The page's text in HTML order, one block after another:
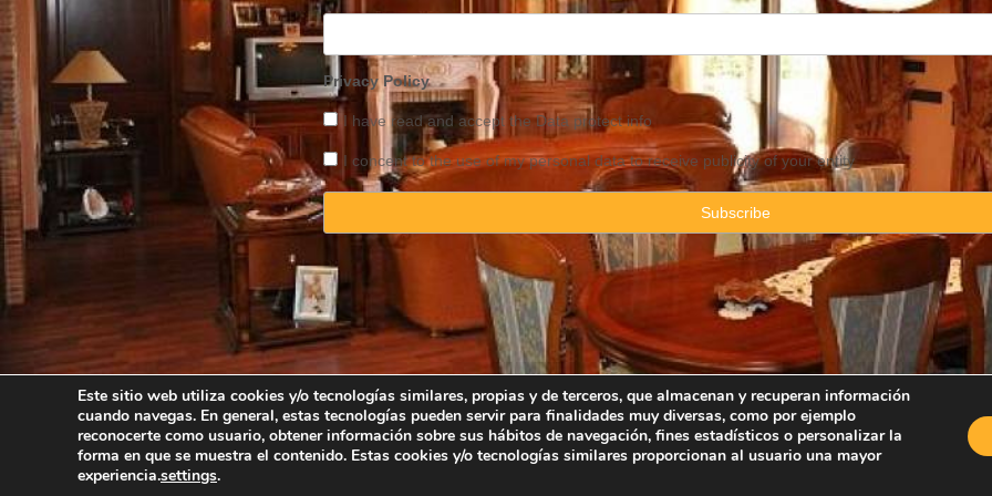
Privacy Policy
I have read and accept theData protect info
I concent to the use of my personal data to receive publicity of your entity
Copyright © 2025 Property Consulting Spain By JadeVillas S.L. ·Legal advice Privacy
Este sitio web utiliza cookies y/o tecnologías similares, propias y de terceros, que almacenan y recuperan información
cuando navegas. En general, estas tecnologías pueden servir para finalidades muy diversas, como por ejemplo
reconocerte como usuario, obtener información sobre sus hábitos de navegación, fines estadísticos o personalizar la
forma en que se muestra el contenido. Estas cookies y/o tecnologías similares proporcionan al usuario una mayor
experiencia.settings.